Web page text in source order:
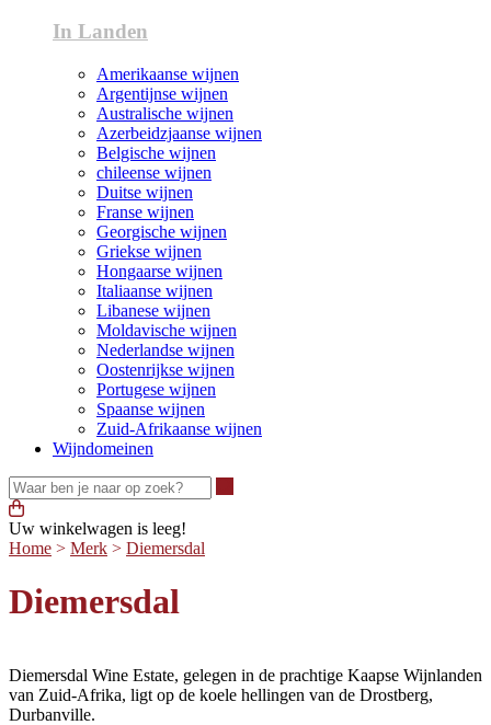
In Landen
Amerikaanse wijnen
Argentijnse wijnen
Australische wijnen
Azerbeidzjaanse wijnen
Belgische wijnen
chileense wijnen
Duitse wijnen
Franse wijnen
Georgische wijnen
Griekse wijnen
Hongaarse wijnen
Italiaanse wijnen
Libanese wijnen
Moldavische wijnen
Nederlandse wijnen
Oostenrijkse wijnen
Portugese wijnen
Spaanse wijnen
Zuid-Afrikaanse wijnen
Wijndomeinen
Uw winkelwagen is leeg!
Home > Merk > Diemersdal
Diemersdal
Diemersdal Wine Estate, gelegen in de prachtige Kaapse Wijnlanden
van Zuid-Afrika, ligt op de koele hellingen van de Drostberg,
Durbanville.